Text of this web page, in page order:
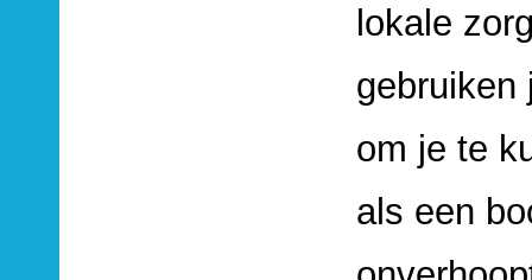
lokale
gebruiken
om je te
als een